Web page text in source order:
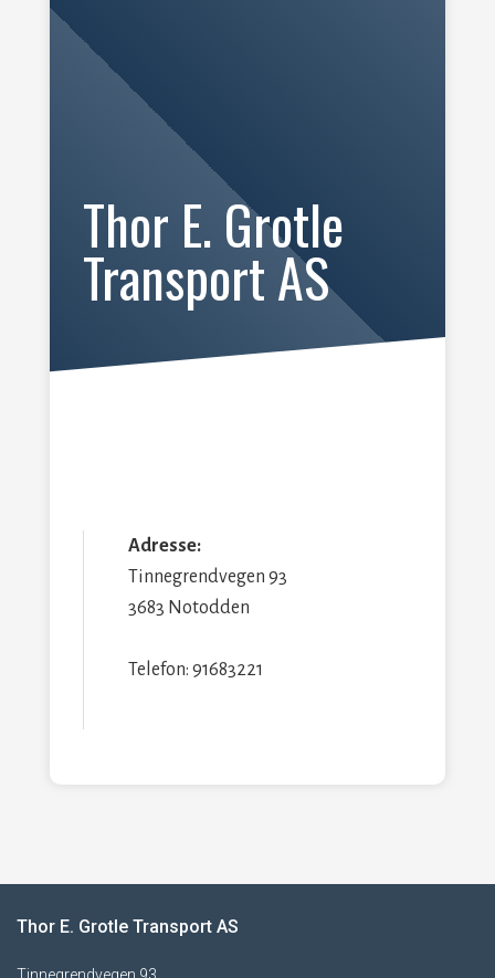
Thor E. Grotle
Transport AS
Adresse:
Tinnegrendvegen 93
3683 Notodden
Telefon: 91683221
Thor E. Grotle Transport AS